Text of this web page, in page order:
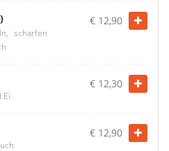
scharfen
€ 12,90
Ei
€ 12,30
€ 12,90